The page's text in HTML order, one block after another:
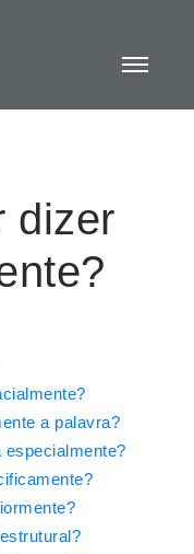
dizer
a palavra?
especialmente?